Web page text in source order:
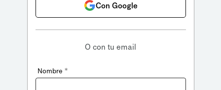
Con Google
O con tu email
Nombre *